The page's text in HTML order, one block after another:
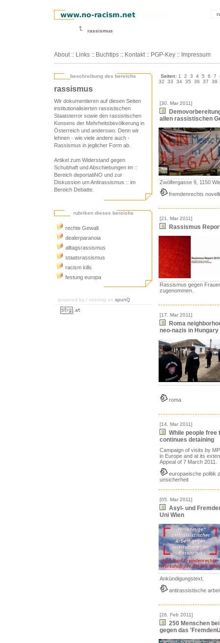
rassismus
About :: Links :: Buchtips :: Kontakt :: PGP-Key :: Impressum
beschreibung des bereichs
rassismus
Wir dokumentieren auf diesen Seiten
institutionalisierten rassistischen
Staatsterror sowie den rassistischen
Konsens der Mehrheitsbevölkerung in
Österreich und anderswo. Denn wir
lehnen - wie viele andere auch -
Rassismus in jeglicher Form ab.
Artikel zum Widerstand gegen
Schubhaft und Abschiebungen im ::
Bereich deportatiNO und zur
Diskussion um Antirassismus :: im
Bereich Debatte
rubriken dieses bereichs
rechte Gewalt
dealerparanoia
alltagsrassismus
staatsrassismus
racism kills
festung europa
powered by / running on spunQ
Seiten: 1 2 3 4 5 6 7
32
33 34 35 36 37 38
[30. Mar 2011]
allen rassistischen
Zwölfergasse 9, 1150
fremdenrechts
[21. Mar 2011]
Rassismus
Rassismus gegen
zugenommen.
[17. Mar 2011]
Roma
neo-nazis in Hungary
roma
[14. Mar 2011]
While people free
continues detaining
Campaign of visits by
in Europe and at its
Appeal of 7 March 2011.
europaeische politik
unsicherheit
[05. Mar 2011]
Asyl- und
Uni Wien
Ankündigungstext.
antirassistische
[26. Feb 2011]
250 Menschen
gegen das